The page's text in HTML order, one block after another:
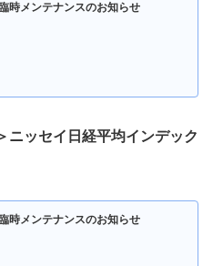
時メンテナンスのお知らせ
ニッセイ日経平均インデック
時メンテナンスのお知らせ